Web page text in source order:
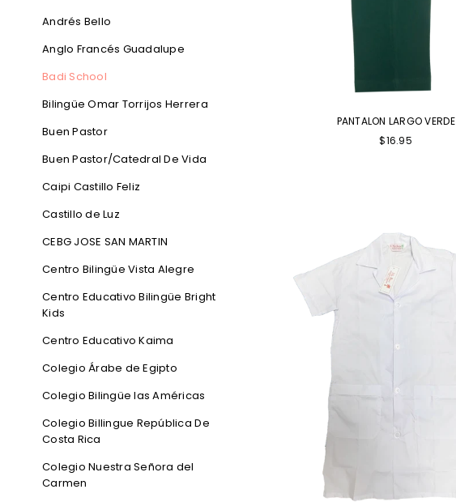
Andrés Bello
Anglo Francés Guadalupe
Badi School
Bilingüe Omar Torrijos Herrera
Buen Pastor
Buen Pastor/Catedral De Vida
Caipi Castillo Feliz
Castillo de Luz
CEBG JOSE SAN MARTIN
Centro Bilingüe Vista Alegre
Centro Educativo Bilingüe Bright
Kids
Centro Educativo Kaima
Colegio Árabe de Egipto
Colegio Bilingüe las Américas
Colegio Billingue República De
Costa Rica
Colegio Nuestra Señora del
Carmen
PANTALON LARGO VERDE
$16.95